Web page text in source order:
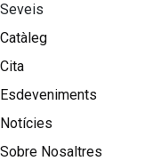
Seveis
Catàleg
Cita
Esdeveniments
Notícies
Sobre Nosaltres​